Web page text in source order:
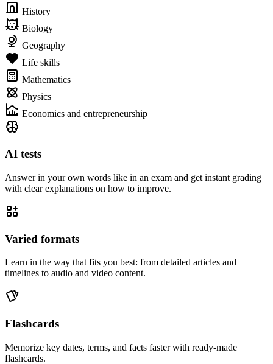
History
Biology
Geography
Life skills
Mathematics
Physics
Economics and entrepreneurship
AI tests
Answer in your own words like in an exam and get instant grading
with clear explanations on how to improve.
Varied formats
Learn in the way that fits you best: from detailed articles and
timelines to audio and video content.
Flashcards
Memorize key dates, terms, and facts faster with ready-made
flashcards.